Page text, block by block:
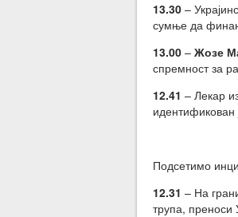
13.30 –
сумње да
13.00 – Жозе
спремност за
12.41 – Лекар
идентификован
Подсетимо
12.31 – На
трупа, преноси